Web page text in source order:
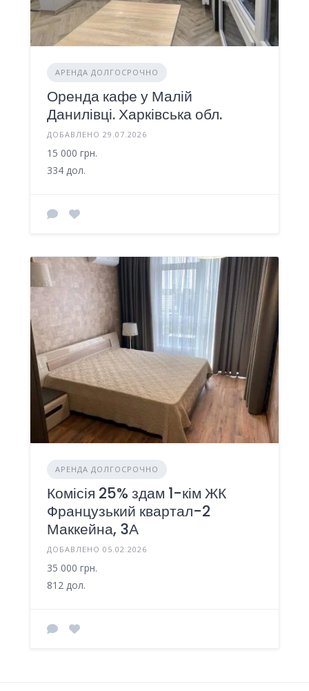
АРЕНДА ДОЛГОСРОЧНО
Оренда кафе у Малій
Данилівці. Харківська обл.
ДОБАВЛЕНО 29.07.2026
15 000 грн.
334 дол.
АРЕНДА ДОЛГОСРОЧНО
Комісія 25% здам 1-кім ЖК
Французький квартал-2
Маккейна, 3А
ДОБАВЛЕНО 05.02.2026
35 000 грн.
812 дол.